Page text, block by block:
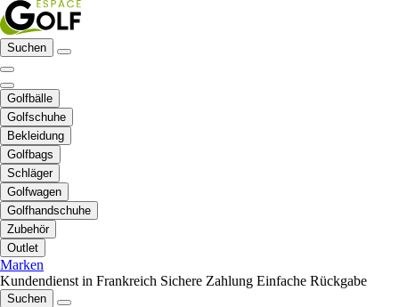
Suchen
Golfbälle
Golfschuhe
Bekleidung
Golfbags
Schläger
Golfwagen
Golfhandschuhe
Zubehör
Outlet
Marken
Kundendienst in Frankreich Sichere Zahlung Einfache Rückgabe
Suchen